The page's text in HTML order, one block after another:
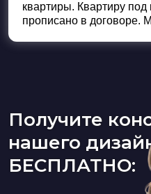
квартиры. Квартиру под
прописано в договоре.
Получите
нашего
БЕСПЛАТНО: